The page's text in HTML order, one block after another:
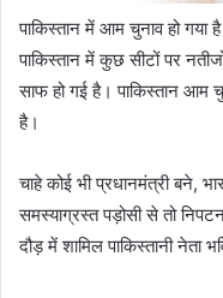
पाकिस्तान में आम चुनाव हो
पाकिस्तान में कुछ सीटों पर
साफ हो गई है। पाकिस्तान आम
है।
चाहे कोई भी प्रधानमंत्री बने,
समस्याग्रस्त पड़ोसी से तो
दौड़ में शामिल पाकिस्तानी नेता